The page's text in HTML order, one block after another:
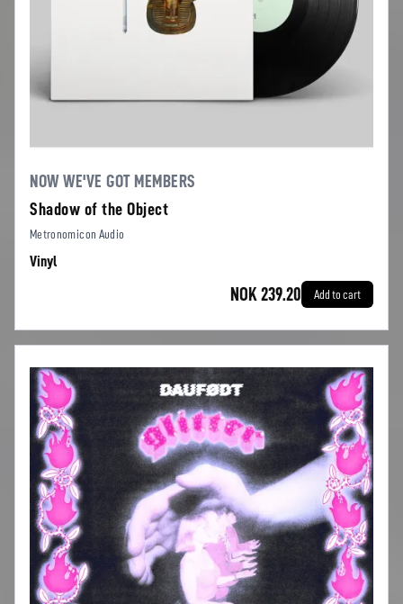
NOW WE'VE GOT MEMBERS
Shadow of the Object
Metronomicon Audio
Vinyl
NOK 239.20 Add to cart